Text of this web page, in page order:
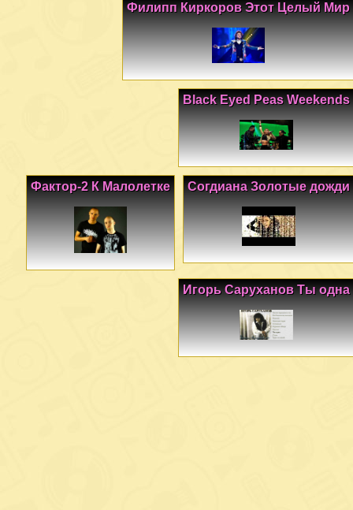
Филипп Киркоров Этот Целый Мир
Black Eyed Peas Weekends
Согдиана Золотые дожди
Фактор-2 К Малолетке
Игорь Саруханов Ты одна